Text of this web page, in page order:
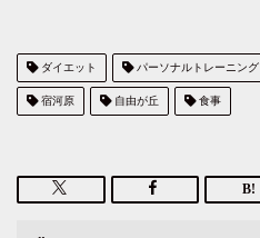
ダイエット パーソナルトレーニング
宿河原 自由が丘 食事